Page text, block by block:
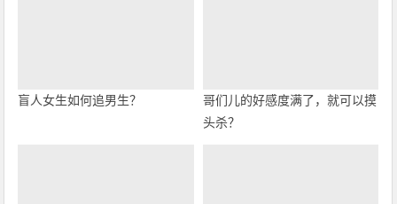
盲人女生如何追男生？
哥们儿的好感度满了，就可以摸
头杀？